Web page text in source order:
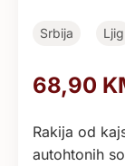
Srbija Ljig
68,90
Rakija od
autohtonih